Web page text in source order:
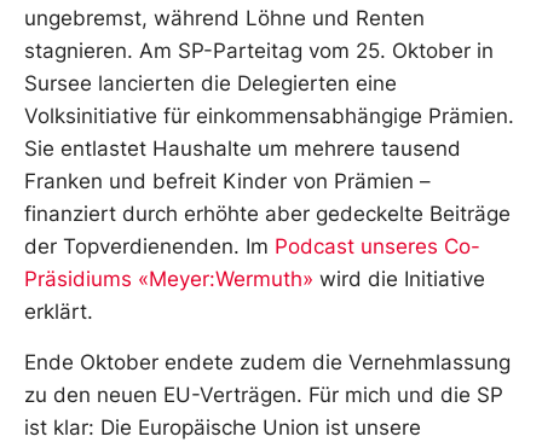
ungebremst, während Löhne und Renten
stagnieren. Am SP-Parteitag vom 25. Oktober in
Sursee lancierten die Delegierten eine
Volksinitiative für einkommensabhängige Prämien.
Sie entlastet Haushalte um mehrere tausend
Franken und befreit Kinder von Prämien –
finanziert durch erhöhte aber gedeckelte Beiträge
der Topverdienenden. Im Podcast unseres Co-
Präsidiums «Meyer:Wermuth» wird die Initiative
erklärt.
Ende Oktober endete zudem die Vernehmlassung
zu den neuen EU-Verträgen. Für mich und die SP
ist klar: Die Europäische Union ist unsere